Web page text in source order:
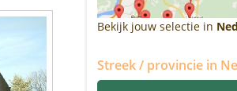
Bekijk jouw selectie in
Streek / provincie in